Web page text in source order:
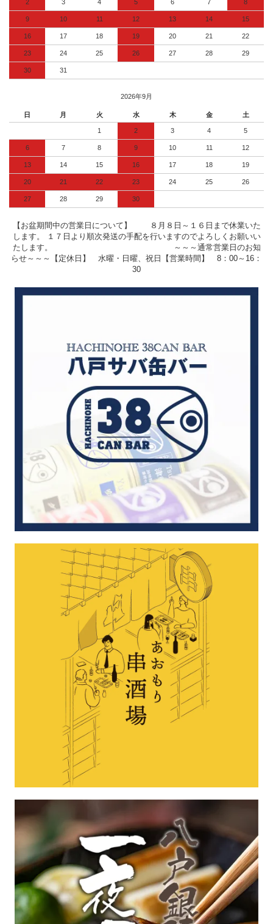
2 3 4 5 6 7 8
9 10 11 12 13 14 15
16 17 18 19 20 21 22
23 24 25 26 27 28 29
30 31
2026年9月
日 月 火 水 木 金 土
1 2 3 4 5
6 7 8 9 10 11 12
13 14 15 16 17 18 19
20 21 22 23 24 25 26
27 28 29 30
【お盆期間中の営業日について】 ８月８日～１６日まで休業いた
します。 １７日より順次発送の手配を行いますのでよろしくお願いい
たします。 ～～～通常営業日のお知
らせ～～～【定休日】 水曜・日曜、祝日【営業時間】 8：00～16：
30